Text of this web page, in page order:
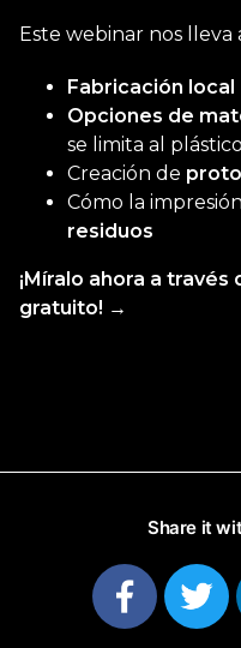
Este webinar nos lleva
Fabricación local
Opciones de
se limita al
Creación de
Cómo la
residuos
¡Míralo ahora a
gratuito! →
Share it